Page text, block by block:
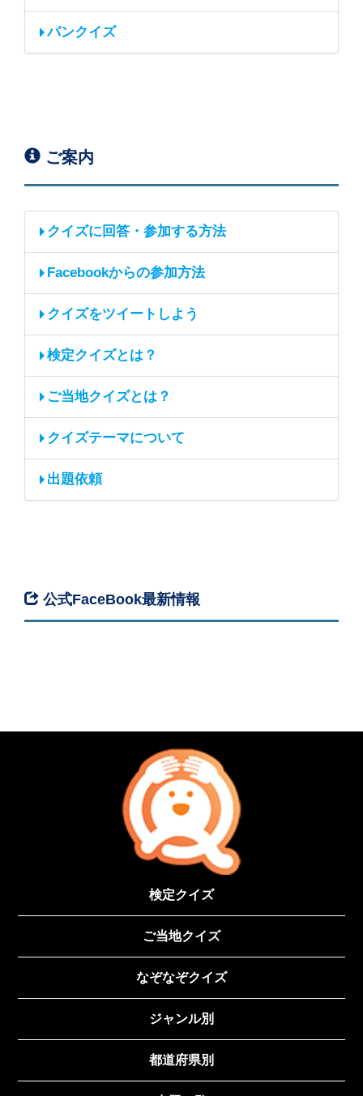
パンクイズ
ご案内
クイズに回答・参加する方法
Facebookからの参加方法
クイズをツイートしよう
検定クイズとは？
ご当地クイズとは？
クイズテーマについて
出題依頼
公式FaceBook最新情報
検定クイズ
ご当地クイズ
なぞなぞクイズ
ジャンル別
都道府県別